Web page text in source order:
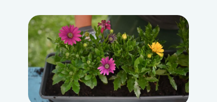
Loading...